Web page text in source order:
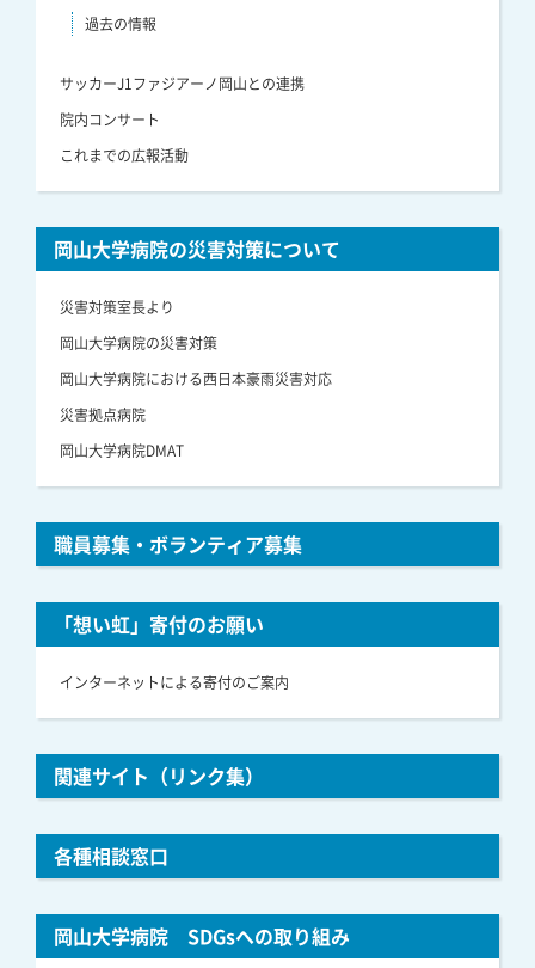
過去の情報
サッカーJ1ファジアーノ岡山との連携
院内コンサート
これまでの広報活動
岡山大学病院の災害対策について
災害対策室長より
岡山大学病院の災害対策
岡山大学病院における西日本豪雨災害対応
災害拠点病院
岡山大学病院DMAT
職員募集・ボランティア募集
「想い虹」寄付のお願い
インターネットによる寄付のご案内
関連サイト（リンク集）
各種相談窓口
岡山大学病院 SDGsへの取り組み